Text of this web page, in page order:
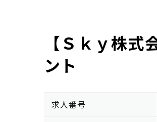
【Ｓｋｙ株
ント
求人番号